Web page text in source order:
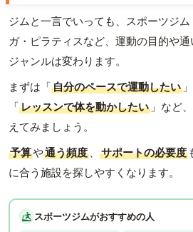
ジムと一言でいっても、スポーツジ
ガ・ピラティスなど、運動の目的や
ジャンルは変わります。
まずは「自分のペースで運動したい
「レッスンで体を動かしたい 」など
えてみましょう。
予算や通う頻度 、 サポートの必要度
に合う施設を探しやすくなります。
スポーツジムがおすすめの人